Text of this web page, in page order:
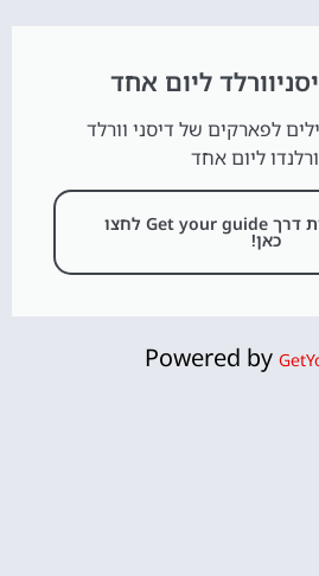
ליום אחד
לפארקים של דיסני וורלד
ליום אחד
לפרטים והזמנות דרך Get your guide לחצו
כאן!
Powered by